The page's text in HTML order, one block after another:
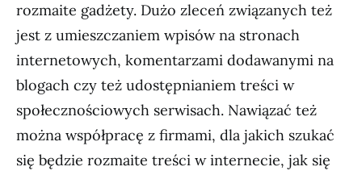
rozmaite gadżety. Dużo zleceń związanych też
jest z umieszczaniem wpisów na stronach
internetowych, komentarzami dodawanymi na
blogach czy też udostępnianiem treści w
społecznościowych serwisach. Nawiązać też
można współpracę z firmami, dla jakich szukać
się będzie rozmaite treści w internecie, jak się